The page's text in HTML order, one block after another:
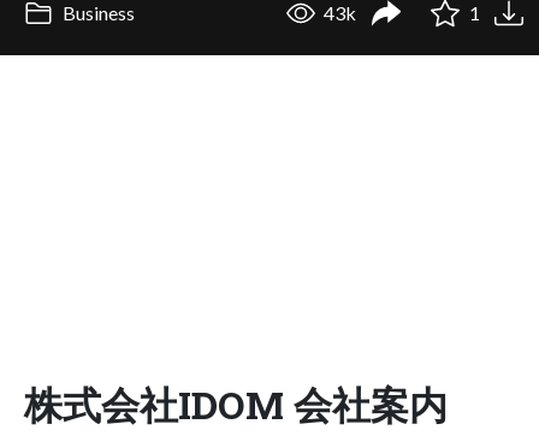
Business 43k 1
株式会社IDOM 会社案内